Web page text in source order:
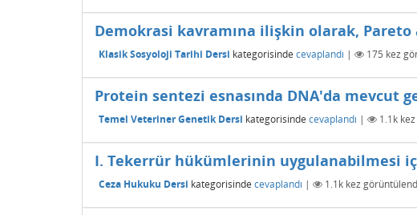
Demokrasi kavramına ilişkin olarak,
Klasik Sosyoloji Tarihi Dersi kategorisinde cevaplandı | 175 kez
Protein sentezi esnasında DNA'da mevcut
Temel Veteriner Genetik Dersi kategorisinde cevaplandı | 1.1k
I. Tekerrür hükümlerinin uygulanabilmesi
Ceza Hukuku Dersi kategorisinde cevaplandı | 1.1k kez